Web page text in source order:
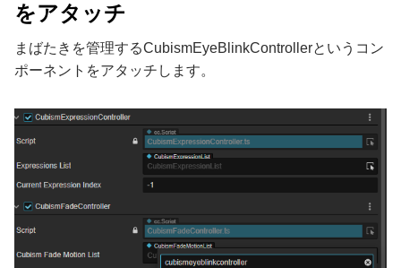
をアタッチ
まばたきを管理するCubismEyeBlinkControllerというコン
ポーネントをアタッチします。